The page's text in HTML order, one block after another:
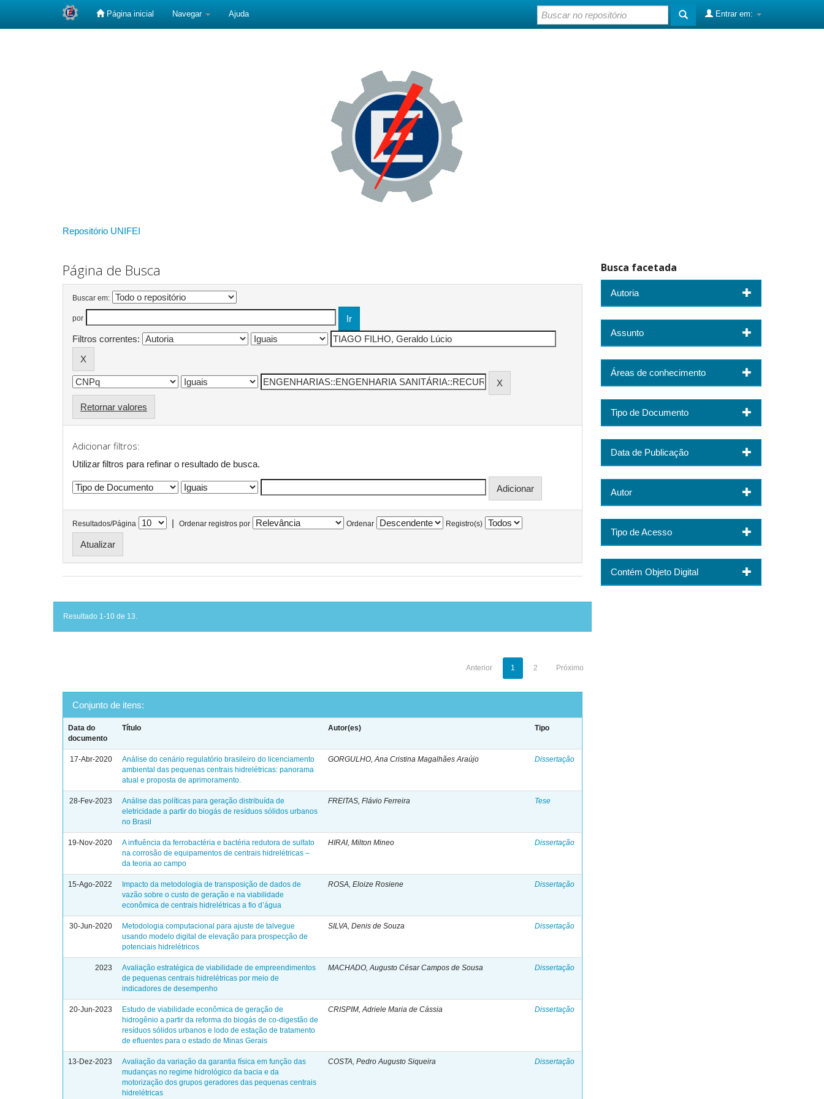
Página inicial Navegar Ajuda Entrar em:
Repositório UNIFEI
Página de Busca
Buscar em:
por
Filtros correntes:
Retornar valores
Adicionar filtros:
Utilizar filtros para refinar o resultado de busca.
Resultados/Página | Ordenar registros por Ordenar Registro(s)
Resultado 1-10 de 13.
Anterior 1 2 Próximo
Conjunto de itens:
Data do
documento
Título Autor(es) Tipo
17-Abr-2020
Análise do cenário regulatório brasileiro do licenciamento
ambiental das pequenas centrais hidrelétricas: panorama
atual e proposta de aprimoramento.
GORGULHO, Ana Cristina Magalhães Araújo Dissertação
28-Fev-2023
Análise das políticas para geração distribuída de
eletricidade a partir do biogás de resíduos sólidos urbanos
no Brasil
FREITAS, Flávio Ferreira Tese
19-Nov-2020
A influência da ferrobactéria e bactéria redutora de sulfato
na corrosão de equipamentos de centrais hidrelétricas –
da teoria ao campo
HIRAI, Milton Mineo Dissertação
15-Ago-2022
Impacto da metodologia de transposição de dados de
vazão sobre o custo de geração e na viabilidade
econômica de centrais hidrelétricas a fio d’água
ROSA, Eloize Rosiene Dissertação
30-Jun-2020
Metodologia computacional para ajuste de talvegue
usando modelo digital de elevação para prospecção de
potenciais hidrelétricos
SILVA, Denis de Souza Dissertação
2023
Avaliação estratégica de viabilidade de empreendimentos
de pequenas centrais hidrelétricas por meio de
indicadores de desempenho
MACHADO, Augusto César Campos de Sousa Dissertação
20-Jun-2023
Estudo de viabilidade econômica de geração de
hidrogênio a partir da reforma do biogás de co-digestão de
resíduos sólidos urbanos e lodo de estação de tratamento
de efluentes para o estado de Minas Gerais
CRISPIM, Adriele Maria de Cássia Dissertação
13-Dez-2023
Avaliação da variação da garantia física em função das
mudanças no regime hidrológico da bacia e da
motorização dos grupos geradores das pequenas centrais
hidrelétricas
COSTA, Pedro Augusto Siqueira Dissertação
Busca facetada
Autoria
Assunto
Áreas de conhecimento
Tipo de Documento
Data de Publicação
Autor
Tipo de Acesso
Contém Objeto Digital